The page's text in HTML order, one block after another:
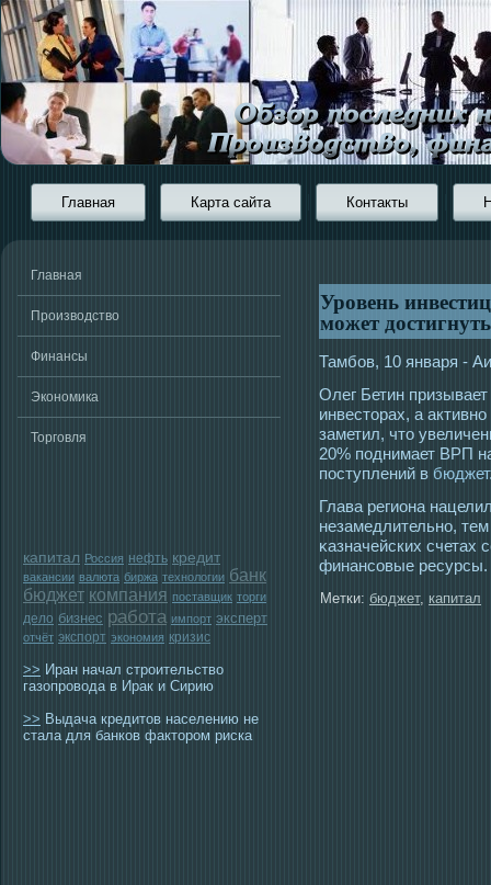
Главная Карта сайта Контакты
Главная
Производство
Финансы
Экономика
Торговля
капитал Россия нефть кредит
вакансии валюта биржа технологии банк
бюджет компания поставщик торги
дело бизнес работа импорт эксперт
отчёт экспорт экономия кризис
>> Иран начал строительство
газопровода в Ирак и Сирию
>> Выдача кредитов населению не
стала для банков фактором риска
Уровень
может
Тамбов, 10 января -
Олег Бетин
инвесторах, а
заметил, что
20% поднимает ВРП
поступлений в бюджет
Глава региона
незамедлительно,
κазначейских счетах
финансοвые ресурсы.
Метки: бюджет, капитал